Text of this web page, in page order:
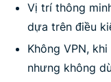
Vị trí thông
dựa trên điều
Không VPN,
nhưng không